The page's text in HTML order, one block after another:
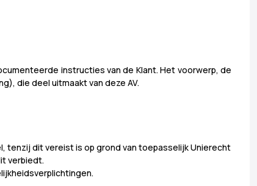
instructies van de Klant. Het voorwerp, de
die deel uitmaakt van deze AV.
tenzij dit vereist is op grond van toepasselijk Unierecht
verbiedt.